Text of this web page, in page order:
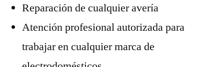
Reparación de cualquier avería
Atención profesional autorizada para
trabajar en cualquier marca de